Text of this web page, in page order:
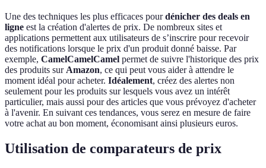
Une des techniques les plus efficaces pourdénicher des deals en
ligne est la création d'alertes de prix. De nombreux sites et
applications permettent aux utilisateurs de s’inscrire pour recevoir
des notifications lorsque le prix d'un produit donné baisse. Par
exemple, CamelCamelCamel permet de suivre l'historique des prix
des produits sur Amazon, ce qui peut vous aider à attendre le
moment idéal pour acheter. Idéalement, créez des alertes non
seulement pour les produits sur lesquels vous avez un intérêt
particulier, mais aussi pour des articles que vous prévoyez d'acheter
à l'avenir. En suivant ces tendances, vous serez en mesure de faire
votre achat au bon moment, économisant ainsi plusieurs euros.
Utilisation de comparateurs de prix